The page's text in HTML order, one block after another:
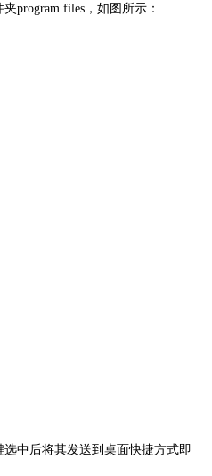
program files，如图所示：
中后将其发送到桌面快捷方式即